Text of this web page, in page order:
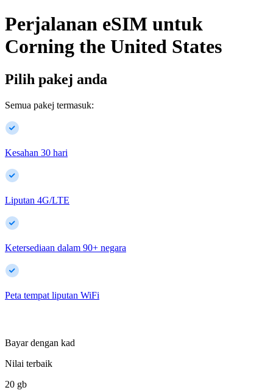
Perjalanan eSIM untuk
Corning the United States
Pilih pakej anda
Semua pakej termasuk:
Kesahan 30 hari
Liputan 4G/LTE
Ketersediaan dalam 90+ negara
Peta tempat liputan WiFi
Bayar dengan kad
Nilai terbaik
20 gb